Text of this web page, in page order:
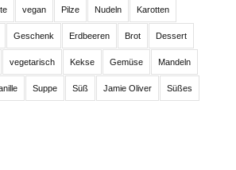
vegan Pilze Nudeln Karotten
Geschenk Erdbeeren Brot Dessert
vegetarisch Kekse Gemüse Mandeln
Suppe Süß Jamie Oliver Süßes